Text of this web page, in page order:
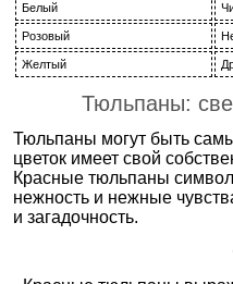
Белый
Розовый
Желтый
Тюльпаны:
Тюльпаны могут быть
цветок имеет свой
Красные тюльпаны
нежность и нежные
и загадочность.